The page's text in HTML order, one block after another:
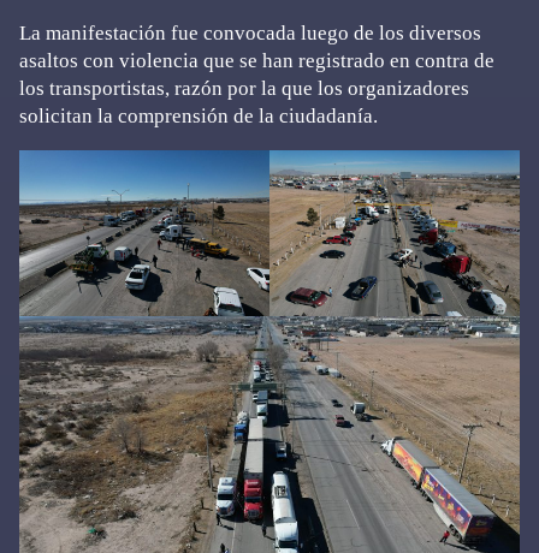
La manifestación fue convocada luego de los diversos
asaltos con violencia que se han registrado en contra de
los transportistas, razón por la que los organizadores
solicitan la comprensión de la ciudadanía.